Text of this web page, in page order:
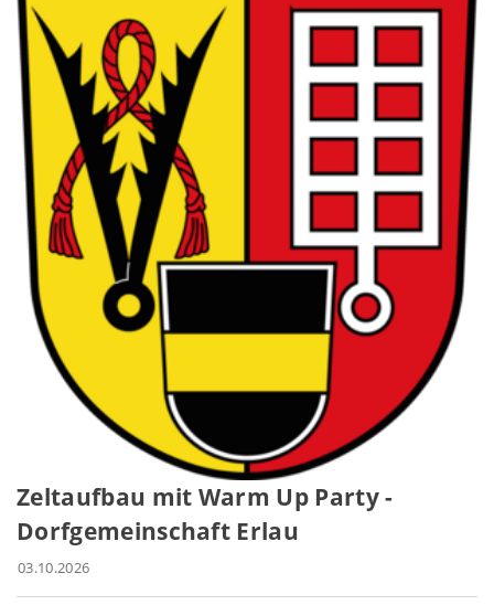
Zeltaufbau mit Warm Up Party -
Dorfgemeinschaft Erlau
03.10.2026